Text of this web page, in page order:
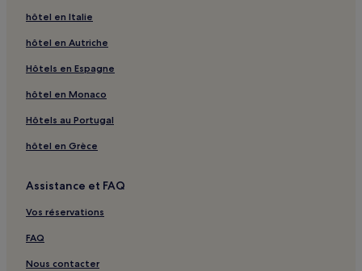
Kaštela : hôtels Hôtels de luxe
Kaštela : hôtels Hôtels d’affaires
Kaštela : hôtels Hôtels familiaux
Kaštela : hôtels
Arbanija : hôtels Hôtels avec parking
Arbanija : hôtels Hôtels d’affaires
Okrug Gornji : hôtels Hôtels avec parking
Okrug Gornji : hôtels Hôtels de luxe
Okrug Gornji : hôtels 4 étoiles
Okrug Gornji : hôtels Hôtels d’affaires
hôtel en Italie
hôtel en Autriche
Hôtels en Espagne
hôtel en Monaco
Hôtels au Portugal
hôtel en Grèce
Assistance et FAQ
Vos réservations
FAQ
Nous contacter